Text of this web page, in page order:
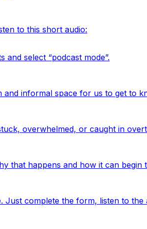
to this short audio:
select “podcast mode”.
informal space for us to get to
overwhelmed, or caught in
that happens and how it can begin
Just complete the form, listen to the